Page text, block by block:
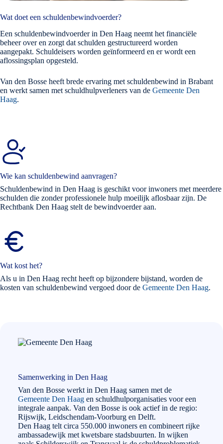
Wat doet een schuldenbewindvoerder?
Een schuldenbewindvoerder in Den Haag neemt het financiële
beheer over en zorgt dat schulden gestructureerd worden
aangepakt. Schuldeisers worden geïnformeerd en er wordt een
aflossingsplan opgesteld.
Van den Bosse heeft brede ervaring met schuldenbewind in Brabant
en werkt samen met schuldhulpverleners van de Gemeente Den
Haag.
Wie kan schuldenbewind aanvragen?
Schuldenbewind in Den Haag is geschikt voor inwoners met meerdere
schulden die zonder professionele hulp moeilijk aflosbaar zijn. De
Rechtbank Den Haag stelt de bewindvoerder aan.
Wat kost het?
Als u in Den Haag recht heeft op bijzondere bijstand, worden de
kosten van schuldenbewind vergoed door de Gemeente Den Haag.
Samenwerking in Den Haag
Van den Bosse werkt in Den Haag samen met de
Gemeente Den Haag en schuldhulporganisaties voor een
integrale aanpak. Van den Bosse is ook actief in de regio:
Rijswijk, Leidschendam-Voorburg en Delft.
Den Haag telt circa 550.000 inwoners en combineert rijke
ambassadewijk met kwetsbare stadsbuurten. In wijken